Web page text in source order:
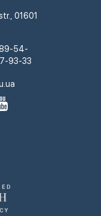
01601
54-
93-33